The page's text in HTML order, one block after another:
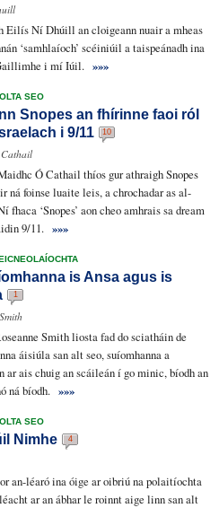
Eilís Ní Dhúill ancloigeannnuair amheas
‘samhlaíoch’ scéiniúil ataispeánadhina
i mí Iúil. »»»
SEO
Snopes an fhírinne faoi ról
i 9/11
10
Ó Cathail thíos gur athraigh Snopes
náfoinse luaite leis, achrochadaras al-
‘Snopes’ aon cheoamhraissadream
9/11. »»»
is Ansa agus is
1
Smith liosta fad do sciatháin de
áisiúla san alt seo, suíomhanna a
ar ais chuig an scáileán í go minic, bíodh an
ná bíodh. »»»
SEO
Nimhe 4
an-léaróina óige aroibriú na polaitíochta
léachtar an ábhar le roinnt aige linnsan alt